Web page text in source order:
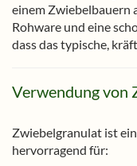
einem Zwiebelbauern
Rohware und eine
dass das typische,
Verwendung von
Zwiebelgranulat ist
hervorragend für: